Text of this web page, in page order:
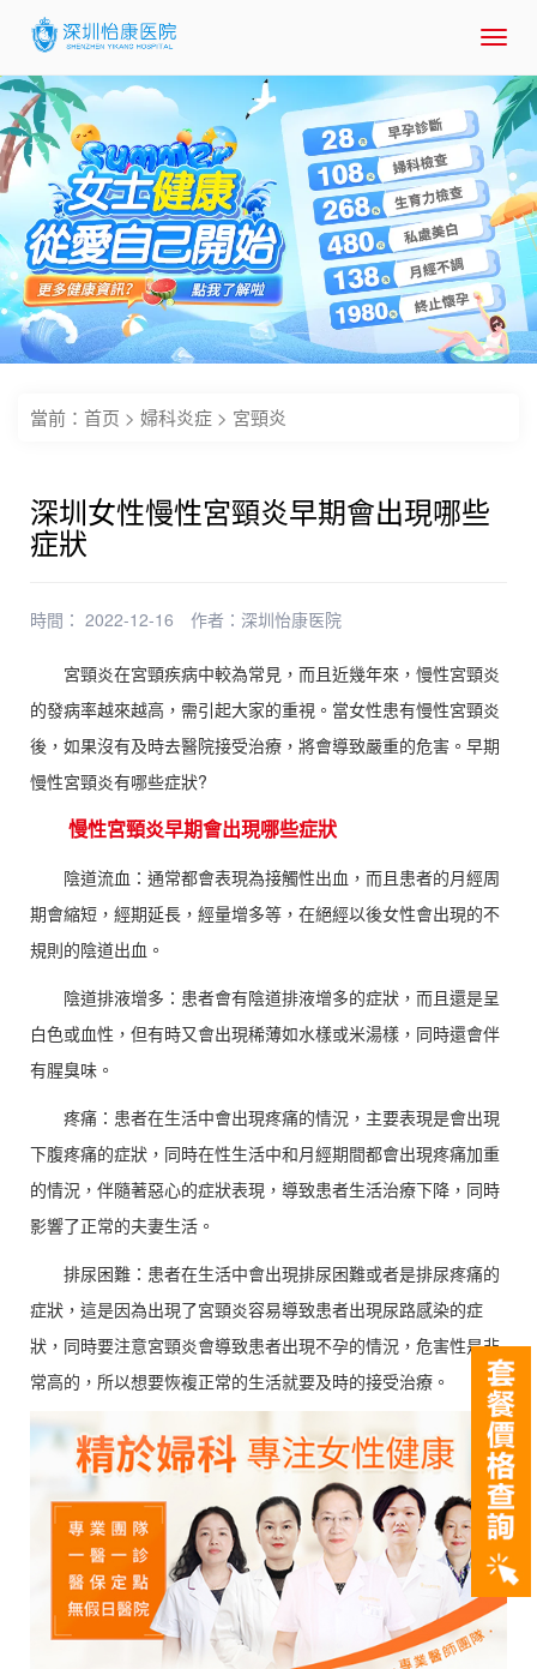
當前： 首页 > 婦科炎症 > 宮頸炎
深圳女性慢性宮頸炎早期會出現哪些
症狀
時間： 2022-12-16 作者： 深圳怡康医院
宮頸炎在宮頸疾病中較為常見，而且近幾年來，慢性宮頸炎
的發病率越來越高，需引起大家的重視。當女性患有慢性宮頸炎
後，如果沒有及時去醫院接受治療，將會導致嚴重的危害。早期
慢性宮頸炎有哪些症狀?
慢性宮頸炎早期會出現哪些症狀
陰道流血：通常都會表現為接觸性出血，而且患者的月經周
期會縮短，經期延長，經量增多等，在絕經以後女性會出現的不
規則的陰道出血。
陰道排液增多：患者會有陰道排液增多的症狀，而且還是呈
白色或血性，但有時又會出現稀薄如水樣或米湯樣，同時還會伴
有腥臭味。
疼痛：患者在生活中會出現疼痛的情況，主要表現是會出現
下腹疼痛的症狀，同時在性生活中和月經期間都會出現疼痛加重
的情況，伴隨著惡心的症狀表現，導致患者生活治療下降，同時
影響了正常的夫妻生活。
排尿困難：患者在生活中會出現排尿困難或者是排尿疼痛的
症狀，這是因為出現了宮頸炎容易導致患者出現尿路感染的症
狀，同時要注意宮頸炎會導致患者出現不孕的情況，危害性是非
常高的，所以想要恢複正常的生活就要及時的接受治療。